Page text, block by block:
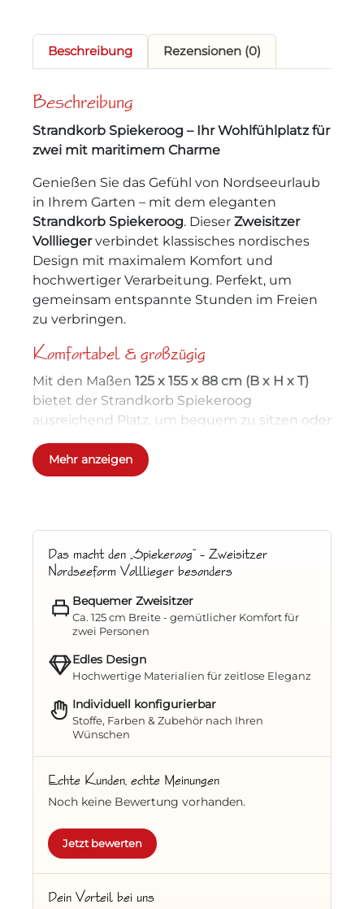
Beschreibung Rezensionen (0)
Beschreibung
Strandkorb Spiekeroog – Ihr Wohlfühlplatz für
zwei mit maritimem Charme
Genießen Sie das Gefühl von Nordseeurlaub
in Ihrem Garten – mit dem eleganten
Strandkorb Spiekeroog. Dieser Zweisitzer
Vollliegerverbindet klassisches nordisches
Design mit maximalem Komfort und
hochwertiger Verarbeitung. Perfekt, um
gemeinsam entspannte Stunden im Freien
zu verbringen.
Komfortabel & großzügig
Mit den Maßen 125 x 155 x 88 cm (B x H x T)
bietet der Strandkorb Spiekeroog
ausreichend Platz, um bequem zu sitzen oder
im voll ausgeklappten Volllieger-Format zu
entspannen.
robust, wetterfest und zeitlos schön
Geflecht aus PE in Kieselgrau
pflegeleicht und UV-beständig
klassisch und elegant
Integrierter Witterungsschutz in der
Haube– schützt Sie vor Wind und Wetter
Komfort, der begeistert
Festpolster mit dickem Fußpolster-Set
für eine besonders bequeme Sitz- und
Nackenkissen (Set)
zusätzlichen Halt und Entspannung
Zwei Klapptische (rechts & links)
Mehr anzeigen
Das macht den „Spiekeroog“ – Zweisitzer
Nordseeform Volllieger besonders
Bequemer Zweisitzer
Ca. 125 cm Breite - gemütlicher Komfort für
zwei Personen
Edles Design
Hochwertige Materialien für zeitlose Eleganz
Individuell konfigurierbar
Stoffe, Farben & Zubehör nach Ihren
Wünschen
Echte Kunden, echte Meinungen
Noch keine Bewertung vorhanden.
Jetzt bewerten
Dein Vorteil bei uns